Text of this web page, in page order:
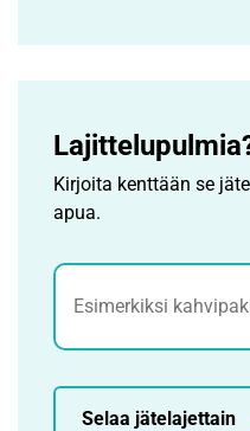
Kirjoita kenttään se
apua.
Jätehaku
Selaa jätelajettain